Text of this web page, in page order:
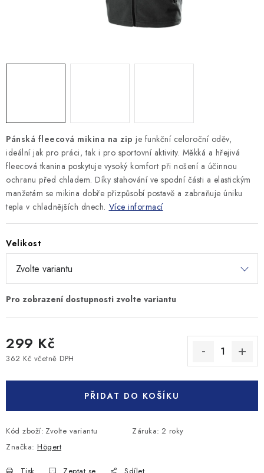
Velkoobchod O nás Kontakty
Náhradní plnění
Pánská fleecová mikina na zip je funkční celoroční oděv,
ideální jak pro práci, tak i pro sportovní aktivity. Měkká a hřejivá
fleecová tkanina poskytuje vysoký komfort při nošení a účinnou
ochranu před chladem. Díky stahování ve spodní části a elastickým
manžetám se mikina dobře přizpůsobí postavě a zabraňuje úniku
tepla v chladnějších dnech. Více informací
Velikost
299 Kč
362 Kč včetně DPH
PŘIDAT DO KOŠÍKU
Kód zboží: Zvolte variantu Záruka: 2 roky
Značka: Högert